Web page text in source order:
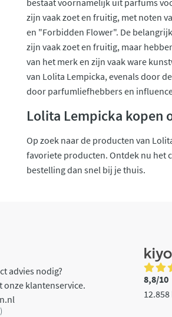
bestaat voornamelijk uit parfums
zijn vaak zoet en fruitig, met noten
en "Forbidden Flower". De
zijn vaak zoet en fruitig, maar
van het merk en zijn vaak ware
van Lolita Lempicka, evenals door
door parfumliefhebbers en
Lolita Lempicka kopen
Op zoek naar de producten van
favoriete producten. Ontdek nu het
bestelling dan snel bij je thuis.
advies nodig?
onze klantenservice.
8,8/10